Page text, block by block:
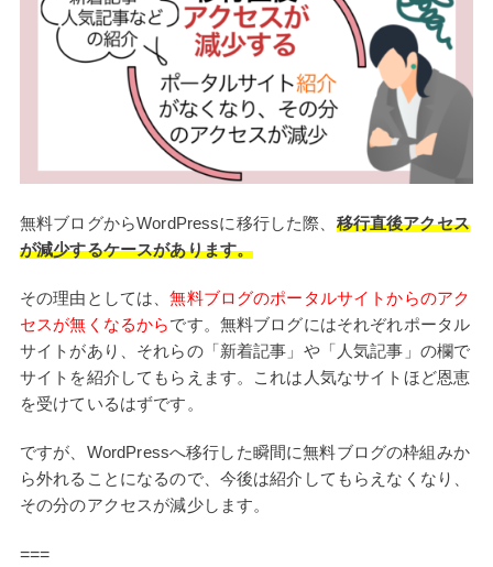
無料ブログからWordPressに移行した際、 移行直後アクセス
が減少するケースがあります。
その理由としては、無料ブログのポータルサイトからのアク
セスが無くなるからです。無料ブログにはそれぞれポータル
サイトがあり、それらの「新着記事」や「人気記事」の欄で
サイトを紹介してもらえます。これは人気なサイトほど恩恵
を受けているはずです。
ですが、WordPressへ移行した瞬間に無料ブログの枠組みか
ら外れることになるので、今後は紹介してもらえなくなり、
その分のアクセスが減少します。
===